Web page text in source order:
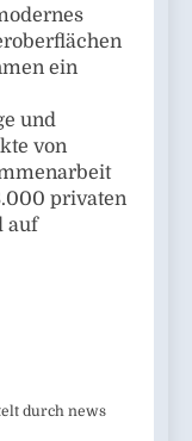
ein
und
von
privaten
auf
durch news